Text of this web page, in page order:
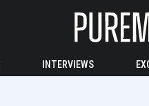
INTERVIEWS